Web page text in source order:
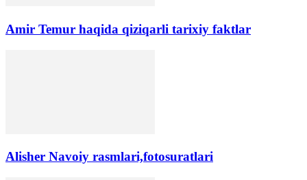
Amir Temur haqida qiziqarli tarixiy faktlar
Alisher Navoiy rasmlari,fotosuratlari